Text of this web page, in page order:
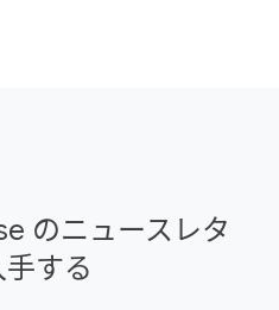
のニュースレタ
する